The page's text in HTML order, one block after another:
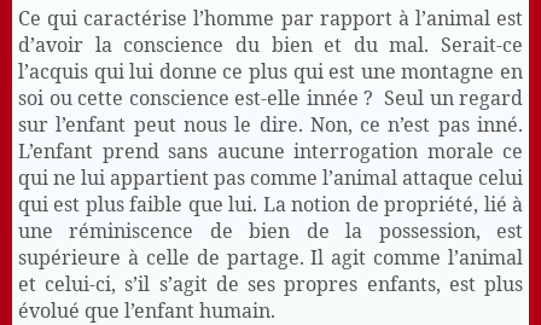
Ce qui caractérise l’homme par rapport à l’animal est
d’avoir la conscience du bien et du mal. Serait-ce
l’acquis qui lui donne ce plus qui est une montagne en
soi ou cette conscience est-elle innée ? Seul un regard
sur l’enfant peut nous le dire. Non, ce n’est pas inné.
L’enfant prend sans aucune interrogation morale ce
qui ne lui appartient pas comme l’animal attaque celui
qui est plus faible que lui. La notion de propriété, lié à
une réminiscence de bien de la possession, est
supérieure à celle de partage. Il agit comme l’animal
et celui-ci, s’il s’agit de ses propres enfants, est plus
évolué que l’enfant humain.